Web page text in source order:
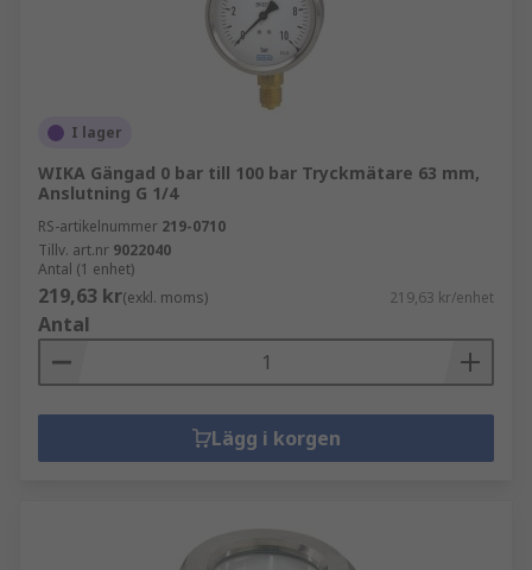
I lager
WIKA Gängad 0 bar till 100 bar Tryckmätare 63 mm,
Anslutning G 1/4
RS-artikelnummer 219-0710
Tillv. art.nr 9022040
Antal (1 enhet)
219,63 kr(exkl. moms) 219,63 kr/enhet
Antal
Lägg i korgen